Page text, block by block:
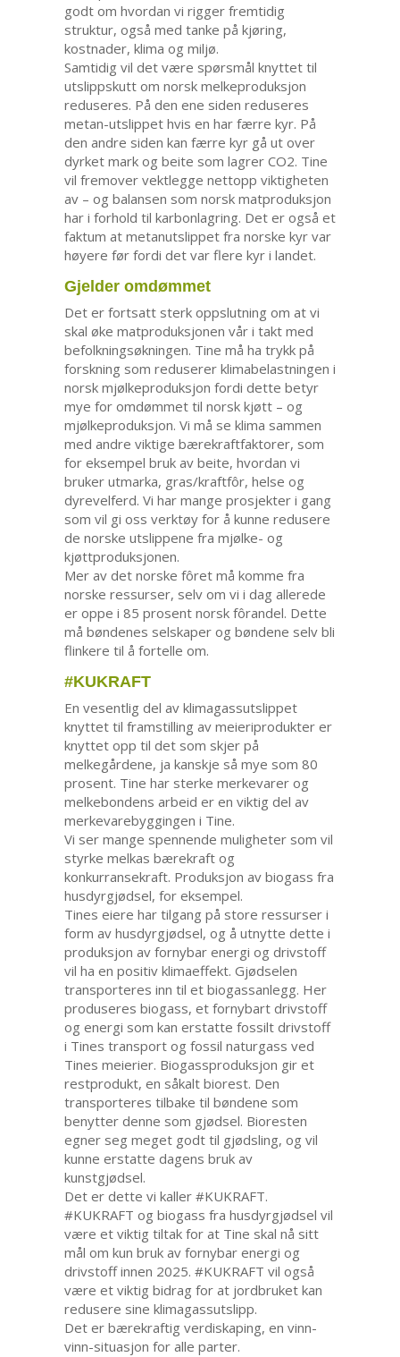
godt om hvordan vi rigger fremtidig
struktur, også med tanke på kjøring,
kostnader, klima og miljø.
Samtidig vil det være spørsmål knyttet til
utslippskutt om norsk melkeproduksjon
reduseres. På den ene siden reduseres
metan-utslippet hvis en har færre kyr. På
den andre siden kan færre kyr gå ut over
dyrket mark og beite som lagrer CO2. Tine
vil fremover vektlegge nettopp viktigheten
av – og balansen som norsk matproduksjon
har i forhold til karbonlagring. Det er også et
faktum at metanutslippet fra norske kyr var
høyere før fordi det var flere kyr i landet.
Gjelder omdømmet
Det er fortsatt sterk oppslutning om at vi
skal øke matproduksjonen vår i takt med
befolkningsøkningen. Tine må ha trykk på
forskning som reduserer klimabelastningen i
norsk mjølkeproduksjon fordi dette betyr
mye for omdømmet til norsk kjøtt – og
mjølkeproduksjon. Vi må se klima sammen
med andre viktige bærekraftfaktorer, som
for eksempel bruk av beite, hvordan vi
bruker utmarka, gras/kraftfôr, helse og
dyrevelferd. Vi har mange prosjekter i gang
som vil gi oss verktøy for å kunne redusere
de norske utslippene fra mjølke- og
kjøttproduksjonen.
Mer av det norske fôret må komme fra
norske ressurser, selv om vi i dag allerede
er oppe i 85 prosent norsk fôrandel. Dette
må bøndenes selskaper og bøndene selv bli
flinkere til å fortelle om.
#KUKRAFT
En vesentlig del av klimagassutslippet
knyttet til framstilling av meieriprodukter er
knyttet opp til det som skjer på
melkegårdene, ja kanskje så mye som 80
prosent. Tine har sterke merkevarer og
melkebondens arbeid er en viktig del av
merkevarebyggingen i Tine.
Vi ser mange spennende muligheter som vil
styrke melkas bærekraft og
konkurransekraft. Produksjon av biogass fra
husdyrgjødsel, for eksempel.
Tines eiere har tilgang på store ressurser i
form av husdyrgjødsel, og å utnytte dette i
produksjon av fornybar energi og drivstoff
vil ha en positiv klimaeffekt. Gjødselen
transporteres inn til et biogassanlegg. Her
produseres biogass, et fornybart drivstoff
og energi som kan erstatte fossilt drivstoff
i Tines transport og fossil naturgass ved
Tines meierier. Biogassproduksjon gir et
restprodukt, en såkalt biorest. Den
transporteres tilbake til bøndene som
benytter denne som gjødsel. Bioresten
egner seg meget godt til gjødsling, og vil
kunne erstatte dagens bruk av
kunstgjødsel.
Det er dette vi kaller #KUKRAFT.
#KUKRAFT og biogass fra husdyrgjødsel vil
være et viktig tiltak for at Tine skal nå sitt
mål om kun bruk av fornybar energi og
drivstoff innen 2025. #KUKRAFT vil også
være et viktig bidrag for at jordbruket kan
redusere sine klimagassutslipp.
Det er bærekraftig verdiskaping, en vinn-
vinn-situasjon for alle parter.